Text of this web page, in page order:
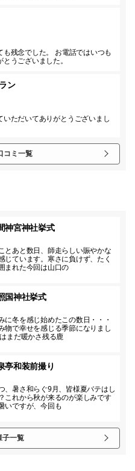
残念でした。 お電話ではいつも
うございました。
ン
ただいてありがとうございまし
コミ一覧
神宮神社挙式
とあと数日、師走らしい賑やかな
じています。寒さに負けず、たく
まれた今回は山口の
国神社挙式
に冬を感じ始めたこの数日・・・
物で幸せを感じる季節になりまし
まだ暖かさ残る鹿
亭和装前撮り
、暑さ和らぐ9月、皆様夏バテはし
これから秋が来るのが楽しみです
いですが、今回も
子一覧